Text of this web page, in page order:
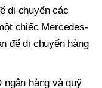
di chuyển các
chiếc Mercedes-
để di chuyển hàng
hàng và quỹ